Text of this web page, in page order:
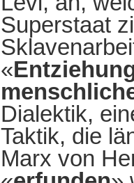
Superstaat
«
Dialektik,
Taktik, die
Marx von